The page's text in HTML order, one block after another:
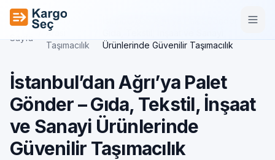
İçeriğe geç
Ana
Sayfa
Şehirler
Arası
Taşımacılık
Ürünlerinde Güvenilir Taşımacılık
İstanbul’dan Ağrı’ya Palet
Gönder – Gıda, Tekstil, İnşaat
ve Sanayi Ürünlerinde
Güvenilir Taşımacılık